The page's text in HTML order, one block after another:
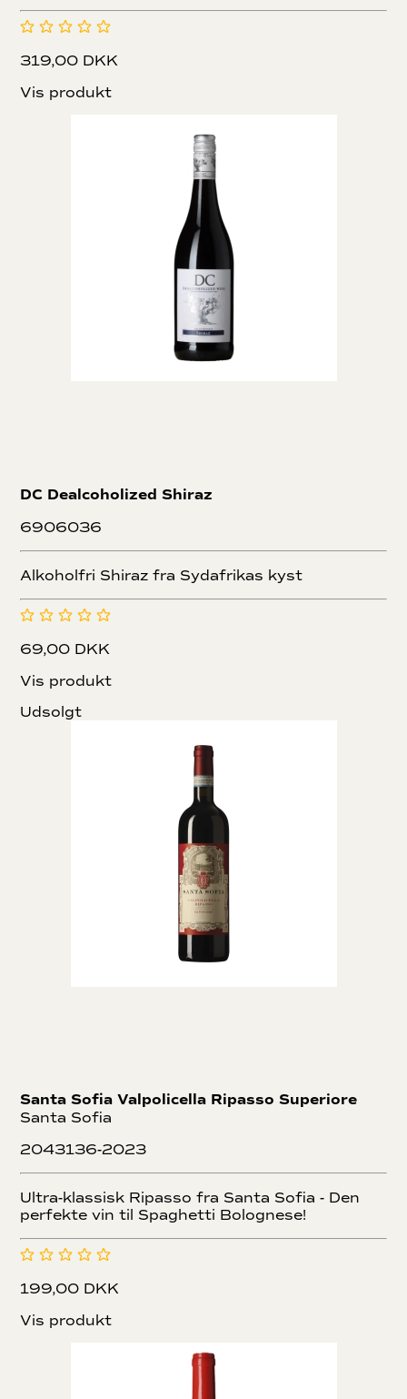
319,00 DKK
Vis produkt
DC Dealcoholized Shiraz
6906036
Alkoholfri Shiraz fra Sydafrikas kyst
69,00 DKK
Vis produkt
Udsolgt
Santa Sofia Valpolicella Ripasso Superiore
Santa Sofia
2043136-2023
Ultra-klassisk Ripasso fra Santa Sofia - Den
perfekte vin til Spaghetti Bolognese!
199,00 DKK
Vis produkt